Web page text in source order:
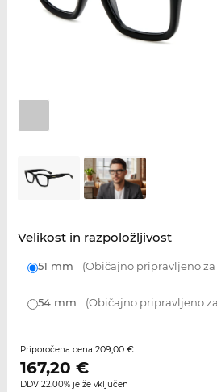
Velikost in razpoložljivost
51 mm (Običajno pripravljeno
54 mm (Običajno pripravljeno
Priporočena cena 209,00 €
167,20 €
DDV 22.00% je že vključen